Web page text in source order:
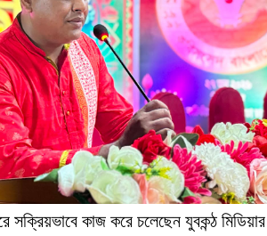
সক্রিয়ভাবে কাজ করে চলেছেন যুবকন্ঠ মিডিয়ার